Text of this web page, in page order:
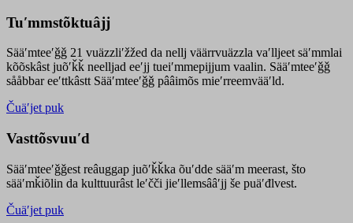
Tuʹmmstõktuâjj
Sääʹmteeʹǧǧ 21 vuäzzliʹžžed da nellj väärrvuäzzla vaʹlljeet säʹmmlai
kõõskâst juõʹǩǩ neelljad eeʹjj tueiʹmmepijjum vaalin. Sääʹmteeʹǧǧ
sååbbar eeʹttkâstt Sääʹmteeʹǧǧ pââimõs mieʹrreemvääʹld.
Čuäʹjet puk
Vasttõsvuuʹd
Sääʹmteeʹǧǧest reâuggap juõʹǩǩka õuʹdde sääʹm meerast, što
sääʹmǩiõlin da kulttuurâst leʹčči jieʹllemsââʹjj še puäʹđlvest.
Čuäʹjet puk